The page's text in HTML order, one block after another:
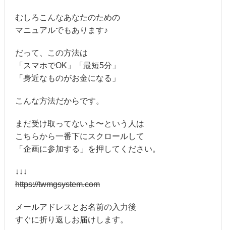
むしろこんなあなたのための
マニュアルでもあります♪
だって、この方法は
「スマホでOK」「最短5分」
「身近なものがお金になる」
こんな方法だからです。
まだ受け取ってないよ〜という人は
こちらから一番下にスクロールして
「企画に参加する」を押してください。
↓↓↓
https://twmgsystem.com
メールアドレスとお名前の入力後
すぐに折り返しお届けします。